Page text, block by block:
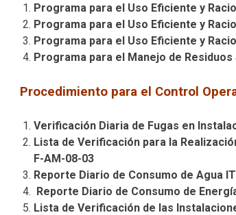
Programa para el Uso Eficiente y
Programa para el Uso Eficiente y
Programa para el Uso Eficiente y
Programa para el Manejo de Residuos
Procedimiento para el Control
Verificación Diaria de Fugas en
Lista de Verificación para la
F-AM-08-03
Reporte Diario de Consumo de Agua
Reporte Diario de Consumo de
Lista de Verificación de las